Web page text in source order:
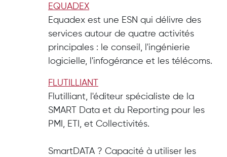
EQUADEX
Equadex est une ESN qui délivre des
services autour de quatre activités
principales : le conseil, l'ingénierie
logicielle, l'infogérance et les télécoms.
FLUTILLIANT
Flutilliant, l'éditeur spécialiste de la
SMART Data et du Reporting pour les
PMI, ETI, et Collectivités.
SmartDATA ? Capacité à utiliser les